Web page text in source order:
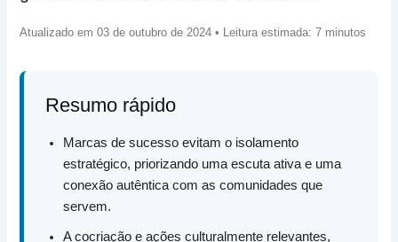
Atualizado em 03 de outubro de 2024 • Leitura estimada: 7 minutos
Resumo rápido
Marcas de sucesso evitam o isolamento
estratégico, priorizando uma escuta ativa e uma
conexão autêntica com as comunidades que
servem.
A cocriação e ações culturalmente relevantes,